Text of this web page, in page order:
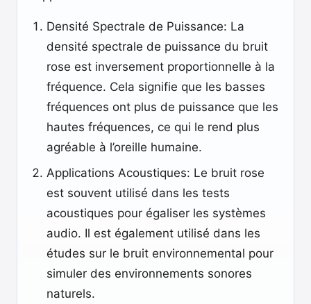
Densité Spectrale de Puissance: La
densité spectrale de puissance du bruit
rose est inversement proportionnelle à la
fréquence. Cela signifie que les basses
fréquences ont plus de puissance que les
hautes fréquences, ce qui le rend plus
agréable à l’oreille humaine.
Applications Acoustiques: Le bruit rose
est souvent utilisé dans les tests
acoustiques pour égaliser les systèmes
audio. Il est également utilisé dans les
études sur le bruit environnemental pour
simuler des environnements sonores
naturels.